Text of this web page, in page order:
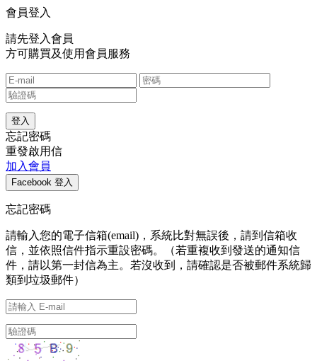
會員登入
請先登入會員
方可購買及使用會員服務
忘記密碼
重發啟用信
加入會員
忘記密碼
請輸入您的電子信箱(email)，系統比對無誤後，請到信箱收
信，並依照信件指示重設密碼。（若重複收到發送的通知信
件，請以第一封信為主。若沒收到，請確認是否被郵件系統歸
類到垃圾郵件）